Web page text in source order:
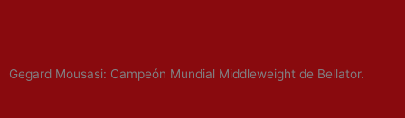
Gegard Mousasi: Campeón Mundial Middleweight de Bellator.